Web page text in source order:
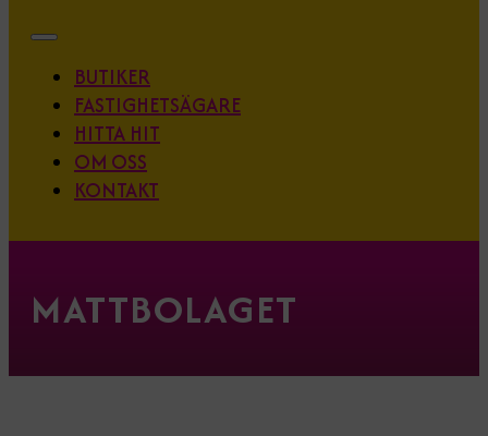
BUTIKER
FASTIGHETSÄGARE
HITTA HIT
OM OSS
KONTAKT
MATTBOLAGET